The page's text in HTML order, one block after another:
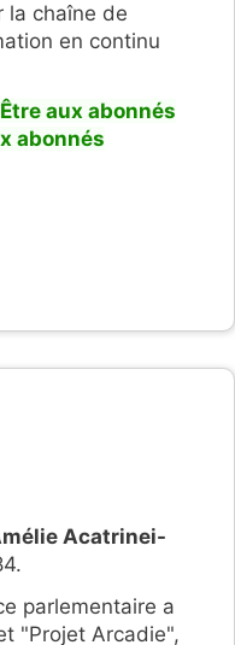
la chaîne de
en continu
Être aux abonnés
abonnés
Acatrinei-
parlementaire a
"Projet Arcadie",